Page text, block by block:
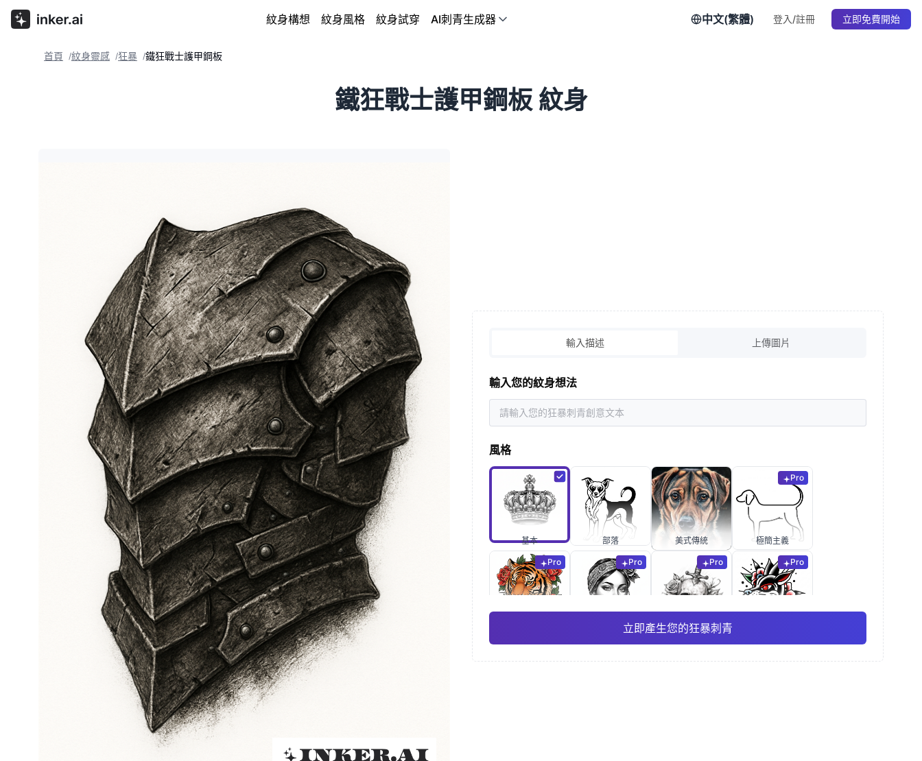
中文(繁體) 登入/註冊 立即免費開始
紋身構想 紋身風格 紋身試穿 AI刺青生成器
首頁 /紋身靈感 /狂暴 /鐵狂戰士護甲鋼板
鐵狂戰士護甲鋼板 紋身
輸入描述 上傳圖片
輸入您的紋身想法
風格
基本 部落 美式傳統
Pro
極簡主義
Pro
日式
Pro
水彩
Pro
精細線條
Pro
動漫
立即產生您的狂暴刺青